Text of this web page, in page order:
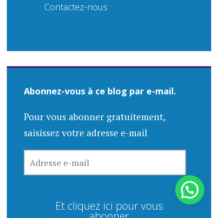
Contactez-nous
Abonnez-vous à ce blog par e-mail.
Pour vous abonner gratuitement,
saisissez votre adresse e-mail
E-
Et cliquez ici pour vous